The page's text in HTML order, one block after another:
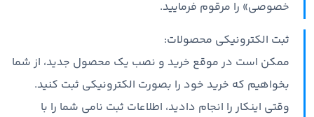
خصوصی» را مرقوم فرمایید.
ثبت الکترونیکی محصولات:
ممکن است در موقع خرید و نصب یک محصول جدید، از شما
بخواهیم که خرید خود را بصورت الکترونیکی ثبت کنید.
وقتی اینکار را انجام دادید، اطلاعات ثبت نامی شما را با